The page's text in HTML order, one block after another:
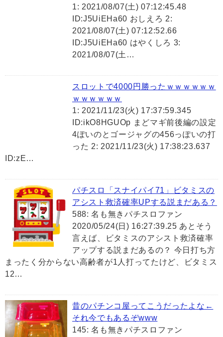
1: 2021/08/07(土) 07:12:45.48
ID:J5UiEHa60 おしえろ 2:
2021/08/07(土) 07:12:52.66
ID:J5UiEHa60 はやくしろ 3:
2021/08/07(土…
スロットで4000円勝ったｗｗｗｗｗｗ
ｗｗｗｗｗｗ
1: 2021/11/23(火) 17:37:59.345
ID:ikO8HGUOp まどマギ前後編の設定
4ぽいのとゴージャグの456っぽいの打
った 2: 2021/11/23(火) 17:38:23.637
ID:zE…
パチスロ「スナイパイ71」ビタミスの
アシスト救済確率UPする説まだある？
588: 名も無きパチスロファン
2020/05/24(日) 16:27:39.25 あとそう
言えば、ビタミスのアシスト救済確率
アップする説まだあるの？ 今日打ち方
まったく分からない高齢者が1人打ってたけど、ビタミス
12…
昔のパチンコ屋ってこうだったよな←
それ今でもあるぞwww
145: 名も無きパチスロファン